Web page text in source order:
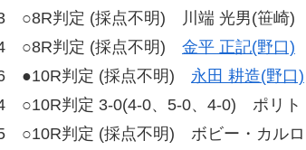
○8R判定 (採点不明) 川端 光男(笹崎)
○8R判定 (採点不明) 金平 正記(野口)
●10R判定 (採点不明) 永田 耕造(野口)
○10R判定 3-0(4-0、5-0、4-0) ポリト
○10R判定 (採点不明) ボビー・カルロ